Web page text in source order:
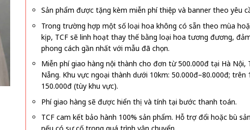
Sản phẩm được tặng kèm miễn phí thiệp và banner theo yêu
Trong trường hợp một số loại hoa không có sẵn theo mùa
kịp, TCF sẽ linh hoạt thay thế bằng loại hoa tương đương,
phong cách gần nhất với mẫu đã chọn.
Miễn phí giao hàng nội thành cho đơn từ 500.000đ tại Hà Nội,
Nẵng. Khu vực ngoại thành dưới 10km: 50.000đ–80.000đ; trên
150.000đ (tùy khu vực).
Phí giao hàng sẽ được hiển thị và tính tại bước thanh toán.
TCF cam kết bảo hành 100% sản phẩm. Hỗ trợ đổi hoặc bù